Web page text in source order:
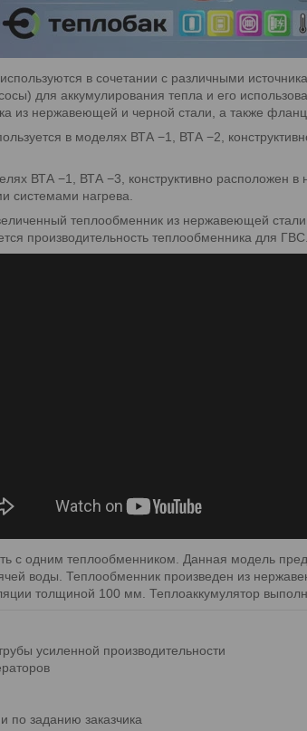
в сочетании с различными
для аккумулирования тепла и его
из нержавеющей и черной стали, а также
в моделях ВТА −1, ВТА −2,
ВТА −1, ВТА −3, конструктивно расположен
системами нагрева.
теплообменник из нержавеющей стали,
производительность теплообменника для ГВС.
с одним теплообменником. Данная модель
воды. Теплообменник произведен из
толщиной 100 мм. Теплоаккумулятор
усиленной производительности
по заданию заказчика